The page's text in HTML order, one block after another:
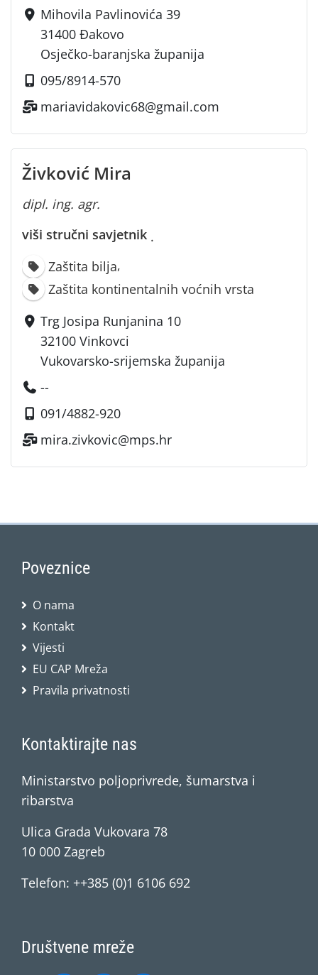
Mihovila Pavlinovića 39
31400 Đakovo
Osječko-baranjska županija
095/8914-570
mariavidakovic68@gmail.com
Živković Mira
dipl. ing. agr.
viši stručni savjetnik ·
Zaštita bilja,
Zaštita kontinentalnih voćnih vrsta
Trg Josipa Runjanina 10
32100 Vinkovci
Vukovarsko-srijemska županija
--
091/4882-920
mira.zivkovic@mps.hr
Poveznice
O nama
Kontakt
Vijesti
EU CAP Mreža
Pravila privatnosti
Kontaktirajte nas
Ministarstvo poljoprivrede, šumarstva i
ribarstva
Ulica Grada Vukovara 78
10 000 Zagreb
Telefon: ++385 (0)1 6106 692
Društvene mreže